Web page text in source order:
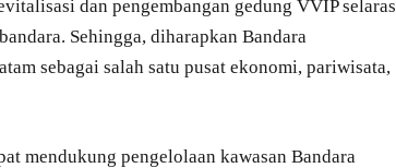
dan pengembangan gedung VVIP selaras
Sehingga, diharapkan Bandara
sebagai salah satu pusat ekonomi, pariwisata,
mendukung pengelolaan kawasan Bandara